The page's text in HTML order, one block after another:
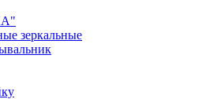
зеркальные